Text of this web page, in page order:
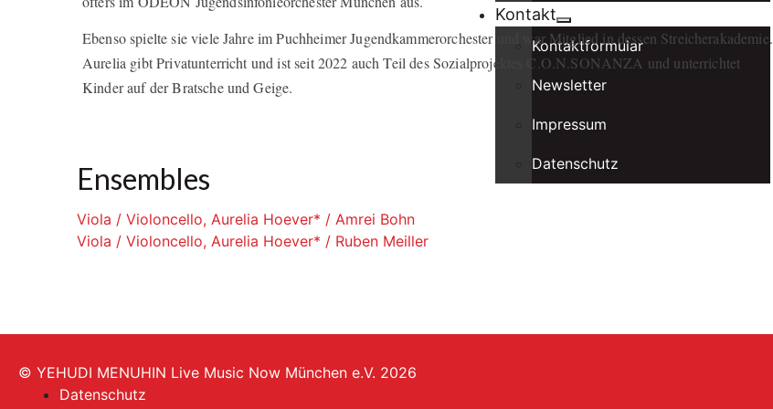
Kontakt
Kontaktformular
Newsletter
Impressum
Datenschutz
Ebenso spielte sie viele Jahre im Puchheimer Jugendkammerorchester und war Mitglied in dessen Streicherakademie.
Aurelia gibt Privatunterricht und ist seit 2022 auch Teil des Sozialprojektes C.O.N.SONANZA und unterrichtet
Kinder auf der Bratsche und Geige.
Ensembles
Viola / Violoncello, Aurelia Hoever* / Amrei Bohn
Viola / Violoncello, Aurelia Hoever* / Ruben Meiller
© YEHUDI MENUHIN Live Music Now München e.V. 2026
Datenschutz